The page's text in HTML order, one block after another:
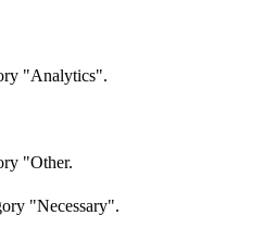
"Analytics".
"Other.
"Necessary".